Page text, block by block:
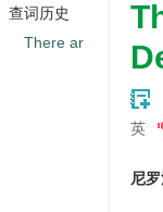
英
尼
查词历史
There ar